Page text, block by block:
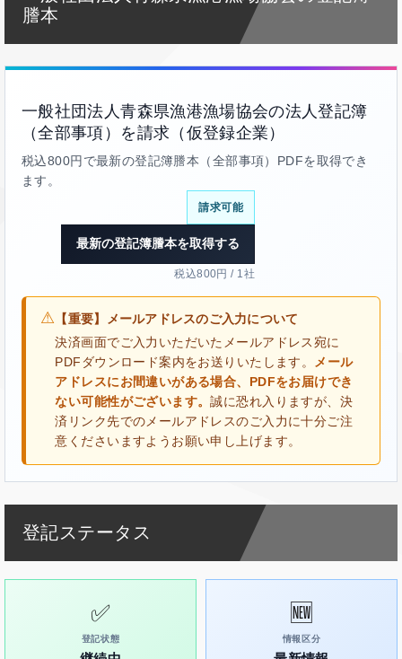
謄本
一般社団法人青森県漁港漁場協会の法人登記簿
（全部事項）を請求（仮登録企業）
税込800円で最新の登記簿謄本（全部事項）PDFを取得でき
ます。
請求可能
最新の登記簿謄本を取得する
税込800円 / 1社
⚠ 【重要】メールアドレスのご入力について
決済画面でご入力いただいたメールアドレス宛に
PDFダウンロード案内をお送りいたします。
メール
アドレスにお間違いがある場合、PDFをお届けでき
ない可能性がございます。誠に恐れ入りますが、決
済リンク先でのメールアドレスのご入力に十分ご注
意くださいますようお願い申し上げます。
登記ステータス
✅
登記状態
🆕
情報区分